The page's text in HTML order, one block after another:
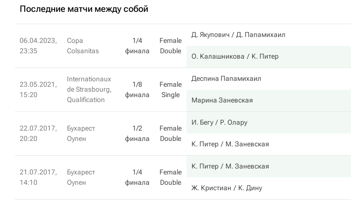
Последние матчи между собой
06.04.2023,
23:35
Copa
Colsanitas
1/4
финала
Female
Double
Д. Якупович Д. Папамихаил
О. Калашникова К. Питер
23.05.2021,
15:20
Internationaux
de Strasbourg,
Qualification
1/8
финала
Female
Single
Деспина Папамихаил
Марина Заневская
22.07.2017,
20:20
Бухарест
Оупен
1/2
финала
Female
Double
И. Бегу Р. Олару
К. Питер М. Заневская
21.07.2017,
14:10
Бухарест
Оупен
1/4
финала
Female
Double
К. Питер М. Заневская
Ж. Кристиан К. Дину